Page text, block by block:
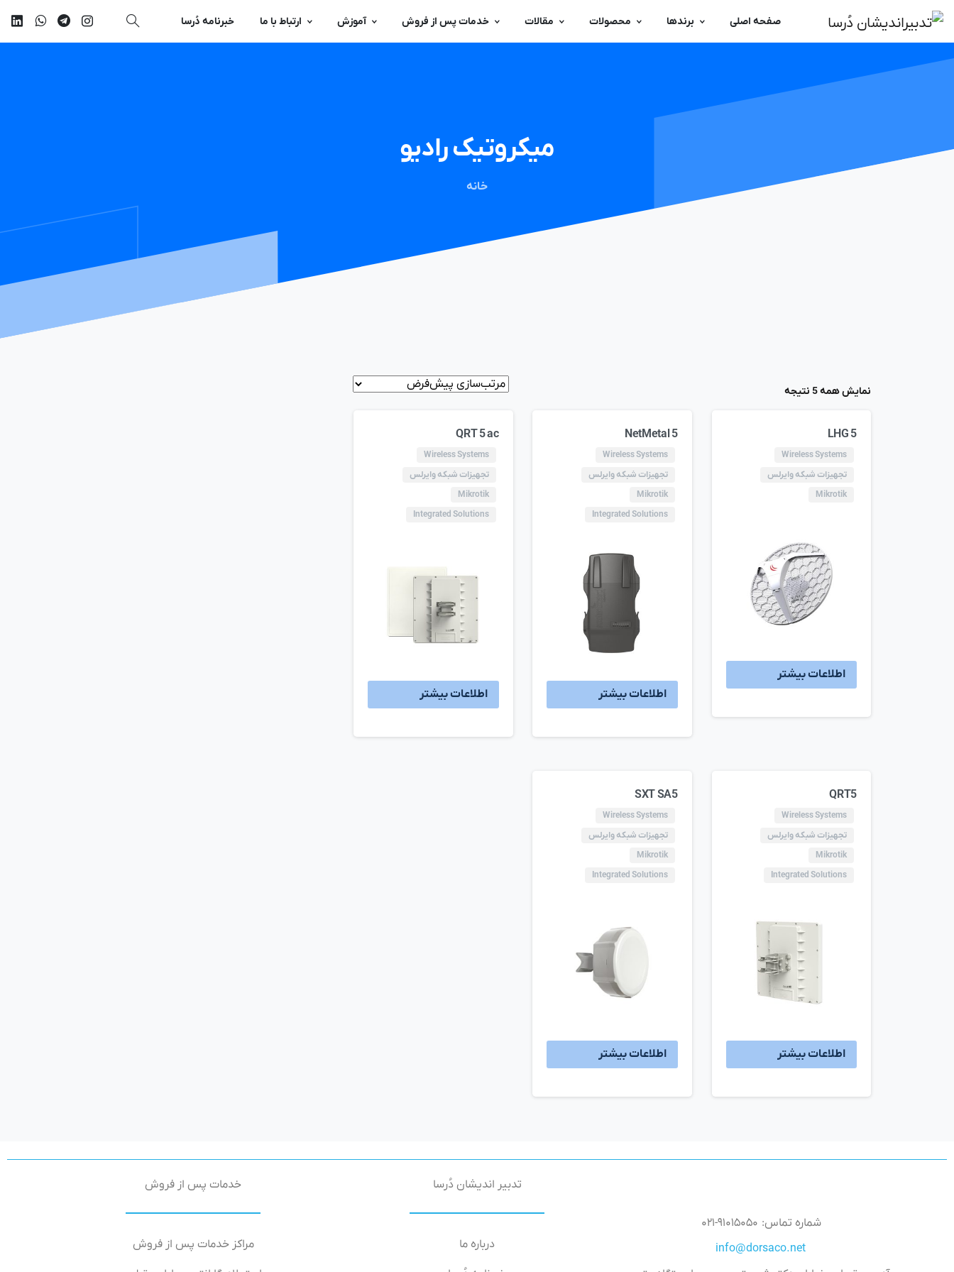
صفحه اصلی برندها محصولات مقالات خدمات پس از فروش آموزش ارتباط با ما خبرنامه دُرسا
رادیومیکروتیک
خانه
نمایش همه 5 نتیجه
LHG 5
Wireless Systems
تجهیزات شبکه وایرلس
Mikrotik
اطلاعات بیشتر
NetMetal 5
Wireless Systems
تجهیزات شبکه وایرلس
Mikrotik
Integrated Solutions
اطلاعات بیشتر
QRT 5 ac
Wireless Systems
تجهیزات شبکه وایرلس
Mikrotik
Integrated Solutions
اطلاعات بیشتر
QRT5
Wireless Systems
تجهیزات شبکه وایرلس
Mikrotik
Integrated Solutions
اطلاعات بیشتر
SXT SA5
Wireless Systems
تجهیزات شبکه وایرلس
Mikrotik
Integrated Solutions
اطلاعات بیشتر
شماره تماس: ۹۱۰۱۵۰۵۰-۰۲۱
تدبیر اندیشان دُرسا
درباره ما
خدمات پس از فروش
مراکز خدمات پس از فروش